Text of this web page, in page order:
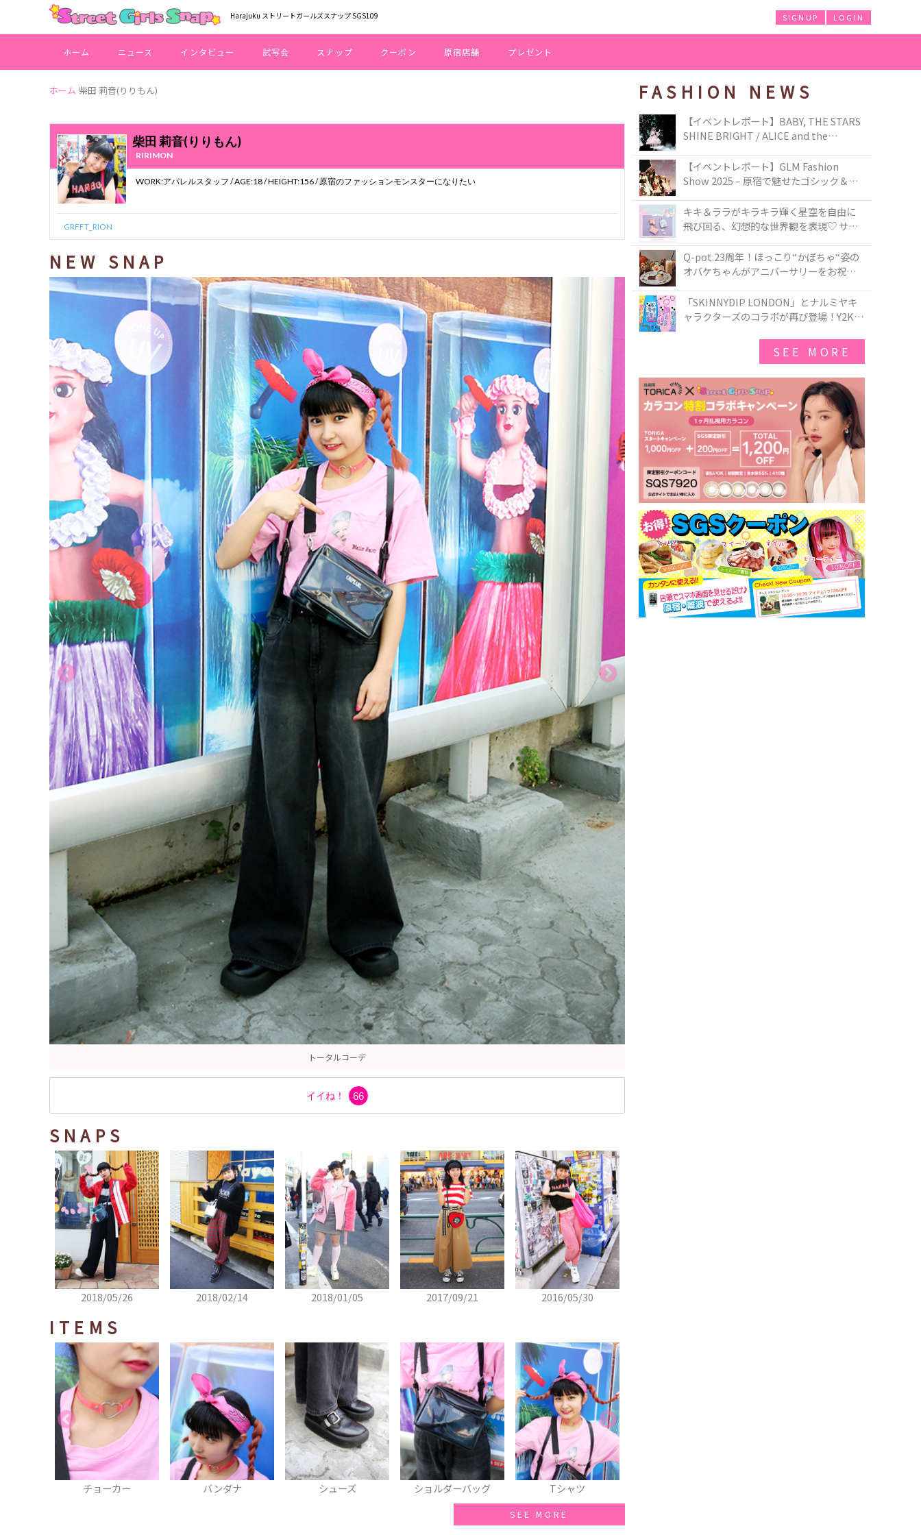
Harajuku ストリートガールズスナップ SGS109 LOGIN
SIGNUP
ホーム ニュース インタビュー 試写会 スナップ クーポン 原宿店舗 プレゼント
ホーム 柴田 莉音(りりもん)
柴田 莉音(りりもん)
RIRIMON
WORK:アパレルスタッフ / AGE:18 / HEIGHT:156 / 原宿のファッションモンスターになりたい
GRFFT_RION
NEW SNAP
Tシャツ
イイね！ 66
SNAPS
2018/05/26 2018/02/14 2018/01/05 2017/09/21 2016/05/30
ITEMS
バンダナ シューズ ショルダーバッグ Tシャツ パンツ
SEE MORE
FASHION NEWS
【イベントレポート】BABY, THE STARS
SHINE BRIGHT / ALICE and the
TOKYO
【イベントレポート】GLM Fashion
Show 2025 – 原宿で魅せたゴシック＆ロ
キキ＆ララがキラキラ輝く星空を自由に
飛び回る、幻想的な世界観を表現♡ サマ
50周年アニバーサリーイヤー』を記念し
たコレクションが登場
Q-pot.23周年！ほっこり“かぼちゃ“姿の
オバケちゃんがアニバーサリーをお祝い
ー」が新発売！Q-pot CAFE.では「かぼち
ゃのオバケーキプレート」も登場
「SKINNYDIP LONDON」とナルミヤキ
ャラクターズのコラボが再び登場！Y2Kム
SEE MORE